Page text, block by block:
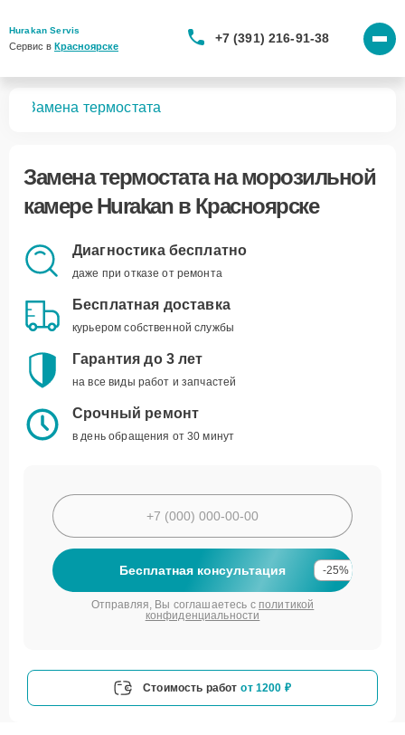
Hurakan Servis
Сервис в Красноярске
+7 (391) 216-91-38
Замена термостата
Замена термостатана морозильной
камере Hurakan в Красноярске
Диагностика бесплатно
даже при отказе от ремонта
Бесплатная доставка
курьером собственной службы
Гарантия до 3 лет
на все виды работ и запчастей
Срочный ремонт
в день обращения от 30 минут
Бесплатная консультация -25%
Отправляя, Вы соглашаетесь с политикой
конфиденциальности
Стоимость работ от 1200 ₽